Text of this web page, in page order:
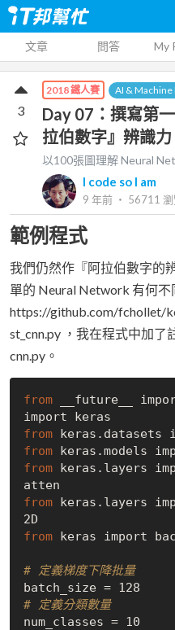
文章 問答 My
2018 鐵人賽 AI & Machine
Day 07：撰寫第
拉伯數字』辨識力
以100張圖理解 Neural
I code so I am
9 年前 ‧ 56711
3
範例程式
我們仍然作『阿拉伯數字的
單的 Neural Network 有何不
https://github.com/fchollet/
st_cnn.py ，我在程式中加了
cnn.py。
from __future__
from
from
from keras.layers
from keras.layers
from keras import
# 定義梯度下降批量
# 定義分類數量